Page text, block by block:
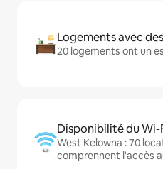
Logements avec
20 logements ont un
Disponibilité du Wi-
West Kelowna : 70
comprennent l'accès